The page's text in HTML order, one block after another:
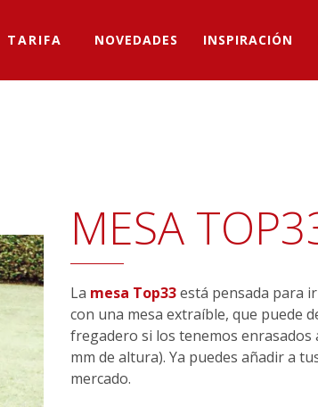
TARIFA NOVEDADES INSPIRACIÓN
MESA
La mesa Top33está pensada para
con una mesa extraíble, que puede
fregadero si los tenemos enrasados
mm de altura). Ya puedes añadir a
mercado.